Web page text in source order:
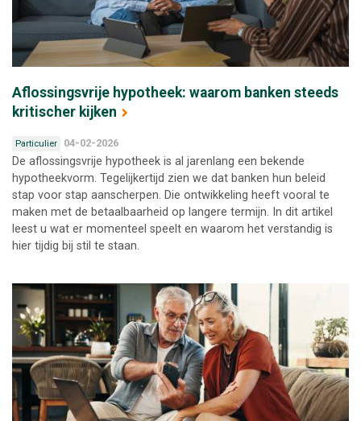
Aflossingsvrije hypotheek: waarom banken steeds
kritischer kijken
Particulier 04-02-2026
De aflossingsvrije hypotheek is al jarenlang een bekende
hypotheekvorm. Tegelijkertijd zien we dat banken hun beleid
stap voor stap aanscherpen. Die ontwikkeling heeft vooral te
maken met de betaalbaarheid op langere termijn. In dit artikel
leest u wat er momenteel speelt en waarom het verstandig is
hier tijdig bij stil te staan.